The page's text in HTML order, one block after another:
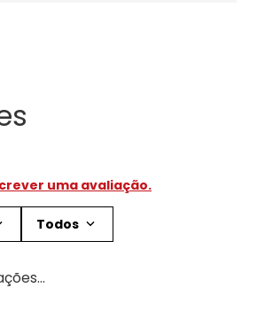
uma avaliação.
Todos